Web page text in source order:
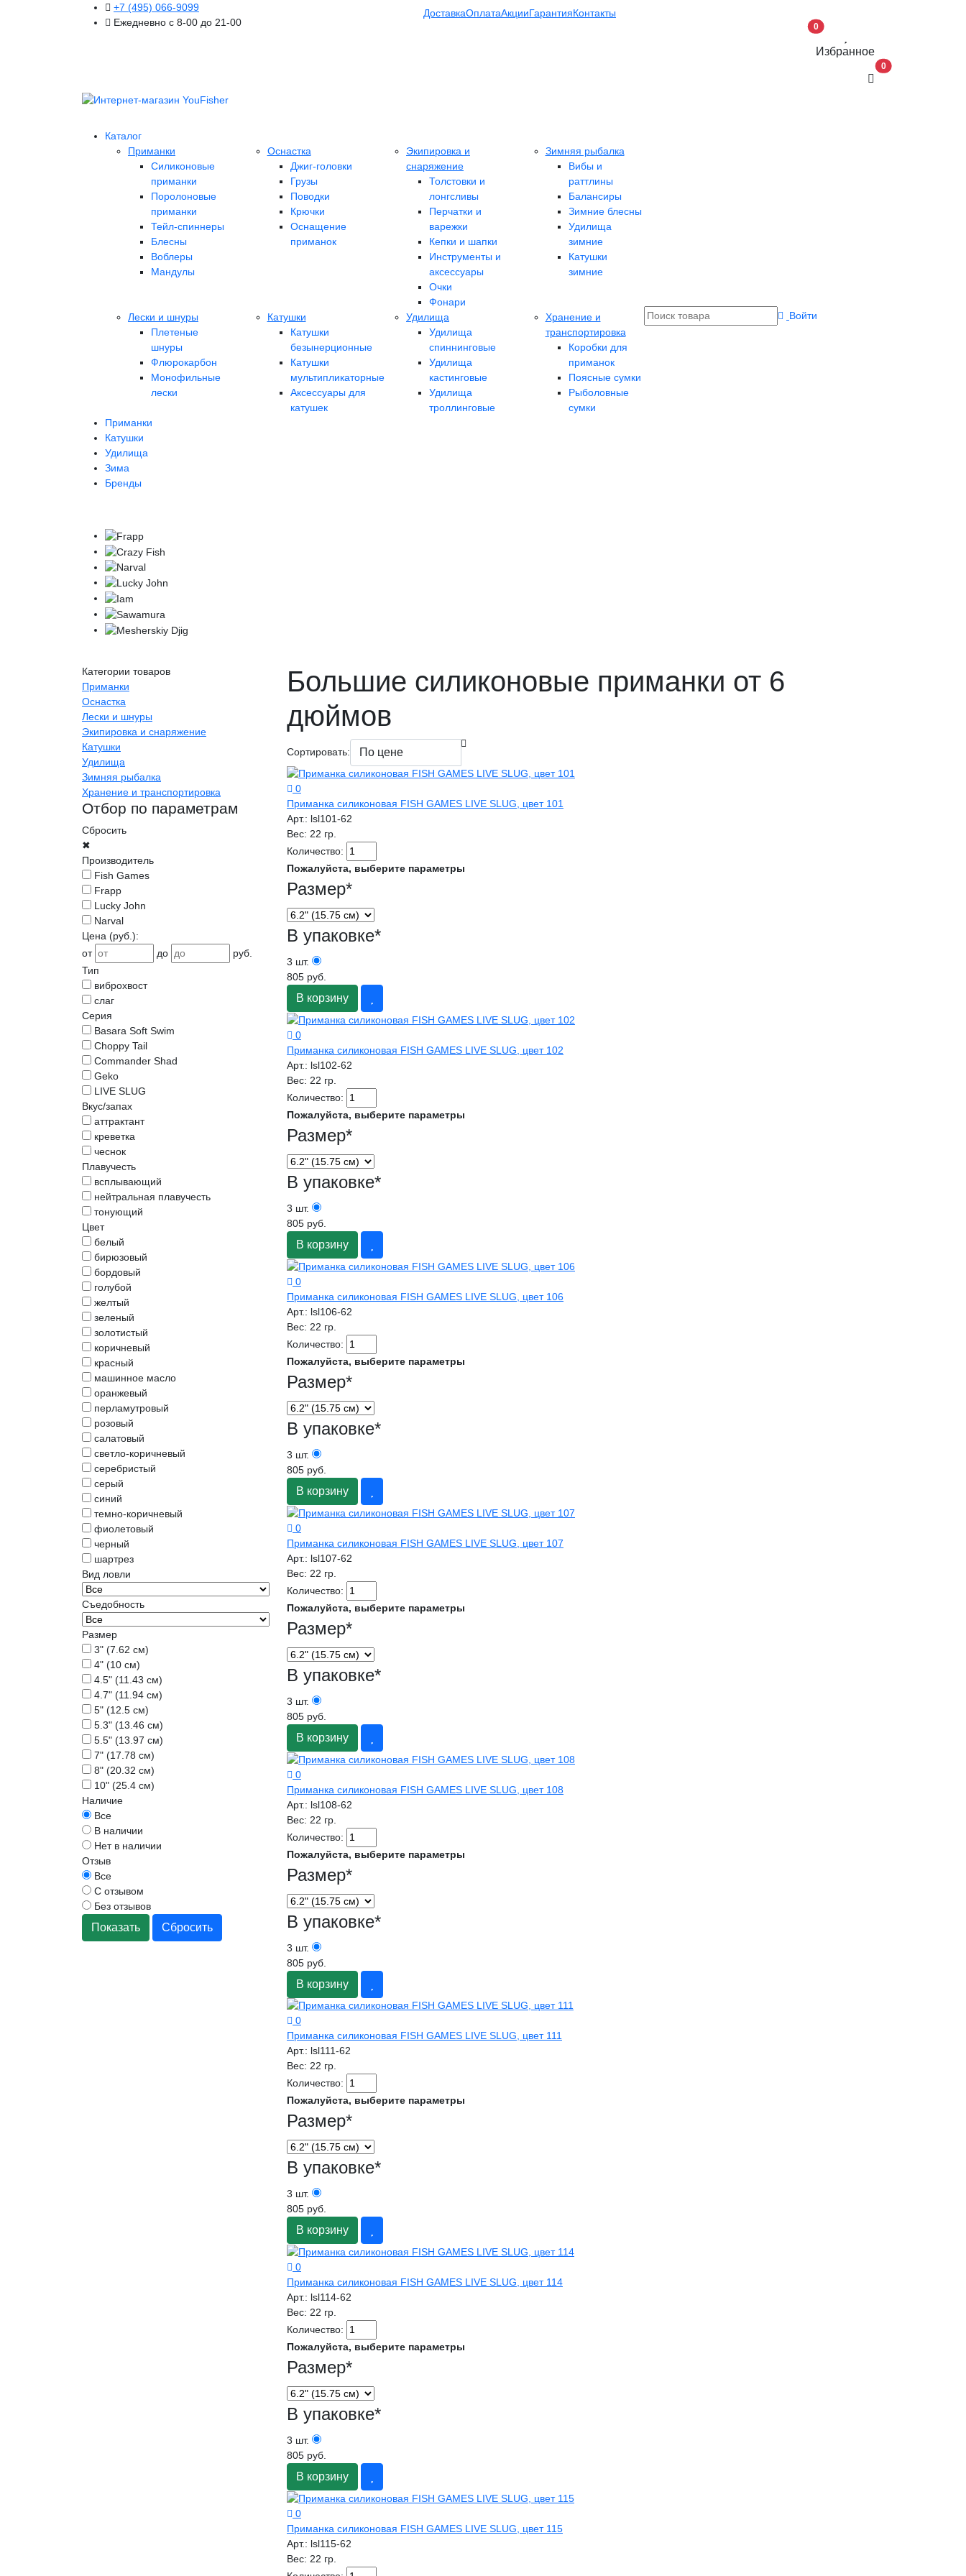
+7 (495) 066-9099
Ежедневно с 8-00 до 21-00
ДоставкаОплатаАкцииГарантияКонтакты
0
Избранное
0В корзину
Каталог
Приманки
Силиконовые
приманки
Поролоновые
приманки
Тейл-спиннеры
Блесны
Воблеры
Мандулы
Оснастка
Джиг-головки
Грузы
Поводки
Крючки
Оснащение
приманок
Экипировка и
снаряжение
Толстовки и
лонгсливы
Перчатки и
варежки
Кепки и шапки
Инструменты и
аксессуары
Очки
Фонари
Зимняя рыбалка
Вибы и
раттлины
Балансиры
Зимние блесны
Удилища
зимние
Катушки
зимние
Лески и шнуры
Плетеные
шнуры
Флюрокарбон
Монофильные
лески
Катушки
Катушки
безынерционные
Катушки
мультипликаторные
Аксессуары для
катушек
Удилища
Удилища
спиннинговые
Удилища
кастинговые
Удилища
троллинговые
Хранение и
транспортировка
Коробки для
приманок
Поясные сумки
Рыболовные
сумки
Приманки
Катушки
Удилища
Зима
Бренды
Войти
Категории товаров
Приманки
Оснастка
Лески и шнуры
Экипировка и снаряжение
Катушки
Удилища
Зимняя рыбалка
Хранение и транспортировка
Отбор по параметрам
Сбросить
✖
Производитель
Fish Games
Frapp
Lucky John
Narval
Цена (руб.):
от
до
руб.
Тип
виброхвост
слаг
Серия
Basara Soft Swim
Choppy Tail
Commander Shad
Geko
LIVE SLUG
Вкус/запах
аттрактант
креветка
чеснок
Плавучесть
всплывающий
нейтральная плавучесть
тонующий
Цвет
белый
бирюзовый
бордовый
голубой
желтый
зеленый
золотистый
коричневый
красный
машинное масло
оранжевый
перламутровый
розовый
салатовый
светло-коричневый
серебристый
серый
синий
темно-коричневый
фиолетовый
черный
шартрез
Вид ловли
Съедобность
Размер
3" (7.62 см)
4" (10 см)
4.5" (11.43 см)
4.7" (11.94 см)
5" (12.5 см)
5.3" (13.46 см)
5.5" (13.97 см)
7" (17.78 см)
8" (20.32 см)
10" (25.4 см)
Наличие
Все
В наличии
Нет в наличии
Отзыв
Все
С отзывом
Без отзывов
Показать Сбросить
Большие силиконовые приманки от 6
дюймов
Сортировать:
0
Приманка силиконовая FISH GAMES LIVE SLUG, цвет 101
Арт.: lsl101-62
Вес: 22 гр.
Количество:
Пожалуйста, выберите параметры
Размер*
В упаковке*
3 шт.
805 руб.
В корзину
0
Приманка силиконовая FISH GAMES LIVE SLUG, цвет 102
Арт.: lsl102-62
Вес: 22 гр.
Количество:
Пожалуйста, выберите параметры
Размер*
В упаковке*
3 шт.
805 руб.
В корзину
0
Приманка силиконовая FISH GAMES LIVE SLUG, цвет 106
Арт.: lsl106-62
Вес: 22 гр.
Количество:
Пожалуйста, выберите параметры
Размер*
В упаковке*
3 шт.
805 руб.
В корзину
0
Приманка силиконовая FISH GAMES LIVE SLUG, цвет 107
Арт.: lsl107-62
Вес: 22 гр.
Количество:
Пожалуйста, выберите параметры
Размер*
В упаковке*
3 шт.
805 руб.
В корзину
0
Приманка силиконовая FISH GAMES LIVE SLUG, цвет 108
Арт.: lsl108-62
Вес: 22 гр.
Количество:
Пожалуйста, выберите параметры
Размер*
В упаковке*
3 шт.
805 руб.
В корзину
0
Приманка силиконовая FISH GAMES LIVE SLUG, цвет 111
Арт.: lsl111-62
Вес: 22 гр.
Количество:
Пожалуйста, выберите параметры
Размер*
В упаковке*
3 шт.
805 руб.
В корзину
0
Приманка силиконовая FISH GAMES LIVE SLUG, цвет 114
Арт.: lsl114-62
Вес: 22 гр.
Количество:
Пожалуйста, выберите параметры
Размер*
В упаковке*
3 шт.
805 руб.
В корзину
0
Приманка силиконовая FISH GAMES LIVE SLUG, цвет 115
Арт.: lsl115-62
Вес: 22 гр.